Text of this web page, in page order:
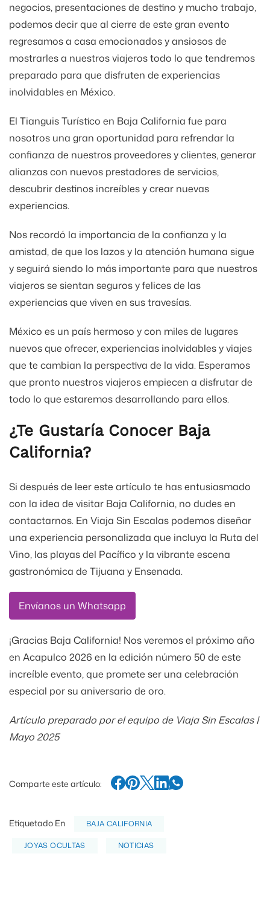
negocios, presentaciones de destino y mucho trabajo,
podemos decir que al cierre de este gran evento
regresamos a casa emocionados y ansiosos de
mostrarles a nuestros viajeros todo lo que tendremos
preparado para que disfruten de experiencias
inolvidables en México.
El Tianguis Turístico en Baja California fue para
nosotros una gran oportunidad para refrendar la
confianza de nuestros proveedores y clientes, generar
alianzas con nuevos prestadores de servicios,
descubrir destinos increíbles y crear nuevas
experiencias.
Nos recordó la importancia de la confianza y la
amistad, de que los lazos y la atención humana sigue
y seguirá siendo lo más importante para que nuestros
viajeros se sientan seguros y felices de las
experiencias que viven en sus travesías.
México es un país hermoso y con miles de lugares
nuevos que ofrecer, experiencias inolvidables y viajes
que te cambian la perspectiva de la vida. Esperamos
que pronto nuestros viajeros empiecen a disfrutar de
todo lo que estaremos desarrollando para ellos.
¿Te Gustaría Conocer Baja
California?
Si después de leer este artículo te has entusiasmado
con la idea de visitar Baja California, no dudes en
contactarnos. En Viaja Sin Escalas podemos diseñar
una experiencia personalizada que incluya la Ruta del
Vino, las playas del Pacífico y la vibrante escena
gastronómica de Tijuana y Ensenada.
Envíanos un Whatsapp
¡Gracias Baja California! Nos veremos el próximo año
en Acapulco 2026 en la edición número 50 de este
increíble evento, que promete ser una celebración
especial por su aniversario de oro.
Artículo preparado por el equipo de Viaja Sin Escalas |
Mayo 2025
Comparte este artículo:
Etiquetado En BAJA CALIFORNIA
JOYAS OCULTAS NOTICIAS